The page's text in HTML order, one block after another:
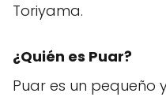
Toriyama.
¿Quién es Puar?
Puar es un pequeño